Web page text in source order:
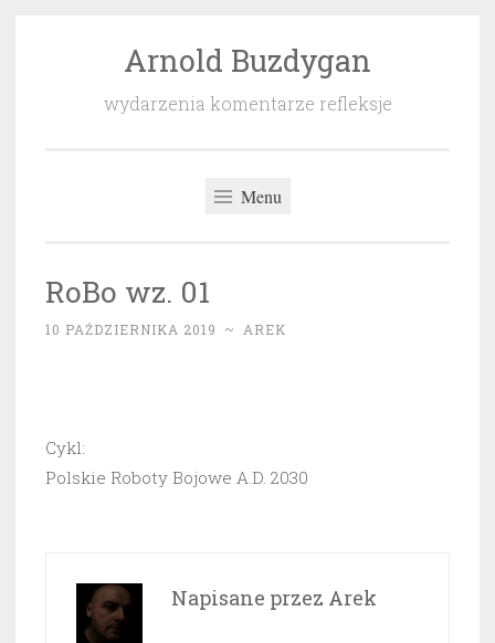
Arnold Buzdygan
wydarzenia komentarze refleksje
Menu
RoBo wz. 01
10 PAŹDZIERNIKA 2019 ~ AREK
Cykl:
Polskie Roboty Bojowe A.D. 2030
Napisane przez Arek